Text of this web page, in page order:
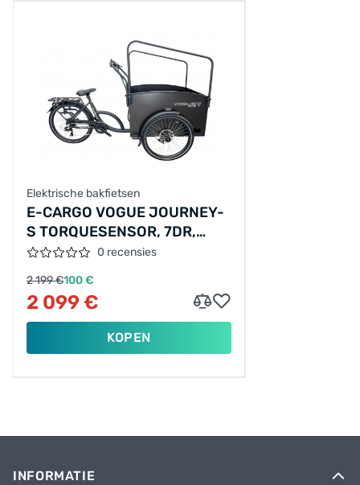
Elektrische bakfietsen
E-CARGO VOGUE JOURNEY-
S TORQUESENSOR, 7DR,
MATT-BLACK-BLACK (36V
0 recensies
2 199 €100 €
2 099 €
KOPEN
INFORMATIE